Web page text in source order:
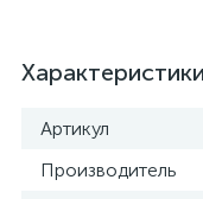
Характеристики
Артикул
Производитель